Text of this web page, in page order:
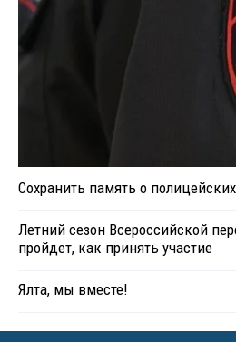
Сохранить память о
Летний сезон Всероссийской
пройдет, как принять участие
Ялта, мы вместе!